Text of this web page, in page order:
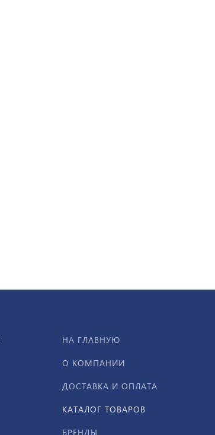
НА ГЛАВНУЮ
О КОМПАНИИ
ДОСТАВКА И ОПЛАТА
КАТАЛОГ ТОВАРОВ
БРЕНДЫ